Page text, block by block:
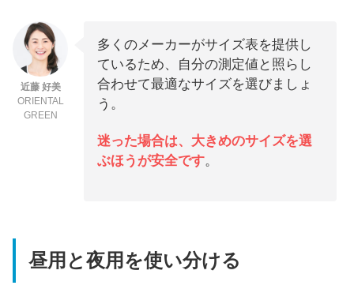
近藤 好美
ORIENTAL
GREEN
多くのメーカーがサイズ表を提供し
ているため、自分の測定値と照らし
合わせて最適なサイズを選びましょ
う。
迷った場合は、大きめのサイズを選
ぶほうが安全です。
昼用と夜用を使い分ける